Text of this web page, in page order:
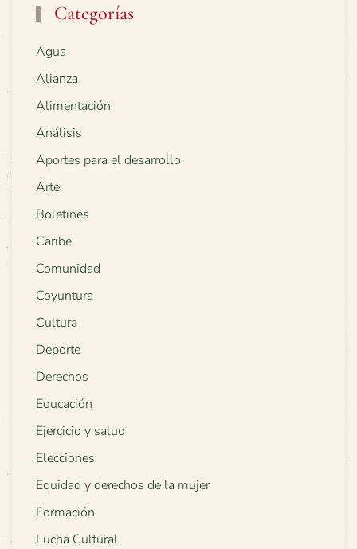
Categorías
Agua
Alianza
Alimentación
Análisis
Aportes para el desarrollo
Arte
Boletines
Caribe
Comunidad
Coyuntura
Cultura
Deporte
Derechos
Educación
Ejercicio y salud
Elecciones
Equidad y derechos de la mujer
Formación
Lucha Cultural